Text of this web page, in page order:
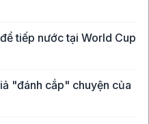
tiếp nước tại World Cup
"đánh cắp" chuyện của